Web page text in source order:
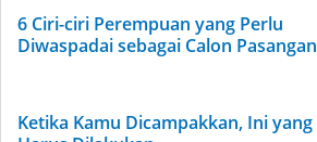
6 Ciri-ciri Perempuan yang Perlu
Diwaspadai sebagai Calon Pasangan
Ketika Kamu Dicampakkan, Ini yang